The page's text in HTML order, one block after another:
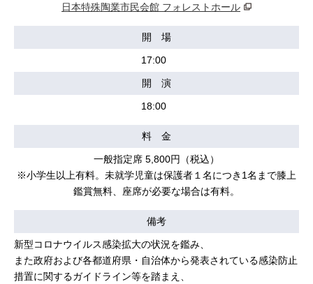
日本特殊陶業市民会館 フォレストホール
開 場
17:00
開 演
18:00
料 金
一般指定席 5,800円（税込）
※小学生以上有料。未就学児童は保護者１名につき1名まで膝上
鑑賞無料、座席が必要な場合は有料。
備考
新型コロナウイルス感染拡大の状況を鑑み、
また政府および各都道府県・自治体から発表されている感染防止
措置に関するガイドライン等を踏まえ、